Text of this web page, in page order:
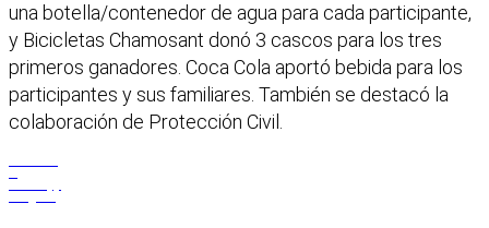
una botella/contenedor de agua para cada participante,
y Bicicletas Chamosant donó 3 cascos para los tres
primeros ganadores. Coca Cola aportó bebida para los
participantes y sus familiares. También se destacó la
colaboración de Protección Civil.